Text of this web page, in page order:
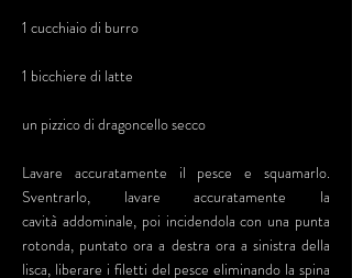
1 cucchiaio di burro
1 bicchiere di latte
un pizzico di dragoncello secco
Lavare accuratamente il pesce e squamarlo.
Sventrarlo, lavare accuratamente la
cavità addominale, poi incidendola con una punta
rotonda, puntato ora a destra ora a sinistra della
lisca, liberare i filetti del pesce eliminando la spina